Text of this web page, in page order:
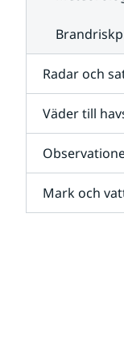
Radar och
Väder till
Mark och